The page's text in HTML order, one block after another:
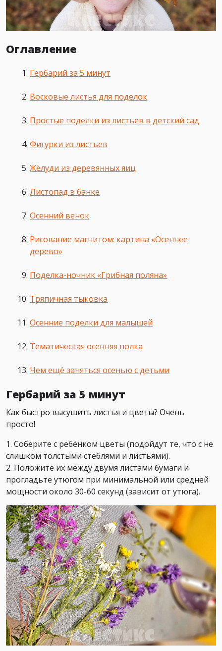
Оглавление
Гербарий за 5 минут
Восковые листья для поделок
Простые поделки из листьев в детский сад
Фигурки из листьев
Жёлуди из деревянных яиц
Листопад в банке
Осенний венок
Рисование магнитом: картина «Осеннее
дерево»
Поделка-ночник «Грибная поляна»
Тряпичная тыковка
Осенние поделки для малышей
Тематическая осенняя полка
Чем ещё заняться осенью с детьми
Гербарий за 5 минут
Как быстро высушить листья и цветы? Очень
просто!
1. Соберите с ребёнком цветы (подойдут те, что с не
слишком толстыми стеблями и листьями).
2. Положите их между двумя листами бумаги и
прогладьте утюгом при минимальной или средней
мощности около 30-60 секунд (зависит от утюга).